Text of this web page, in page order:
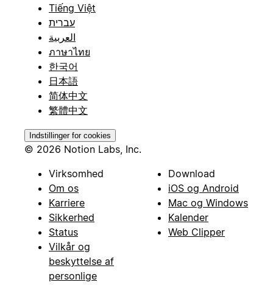
Tiếng Việt
עברית
العربية
ภาษาไทย
한국어
日本語
简体中文
繁體中文
Indstillinger for cookies
© 2026 Notion Labs, Inc.
Virksomhed
Om os
Karriere
Sikkerhed
Status
Vilkår og
beskyttelse af
personlige
Download
iOS og Android
Mac og Windows
Kalender
Web Clipper